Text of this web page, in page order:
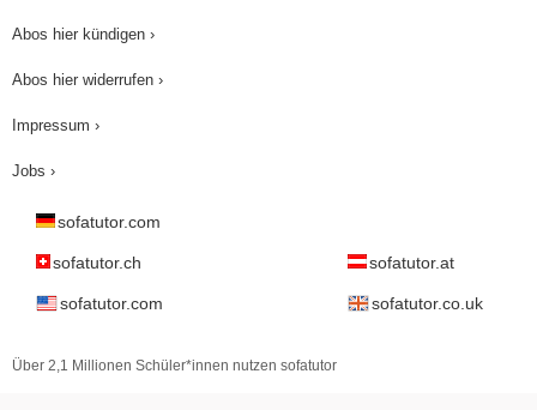
Abos hier kündigen ›
Abos hier widerrufen ›
Impressum ›
Jobs ›
sofatutor.com
sofatutor.ch sofatutor.at
sofatutor.com sofatutor.co.uk
Über 2,1 Millionen Schüler*innen nutzen sofatutor